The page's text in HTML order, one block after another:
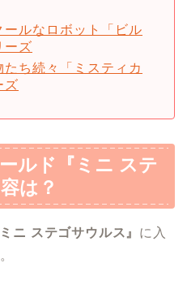
ールなロボット「ビル
ーズ
ち続々「ミスティカ
ズ
ルド『ミニ ステ
は？
ニ ステゴサウルス』 に入